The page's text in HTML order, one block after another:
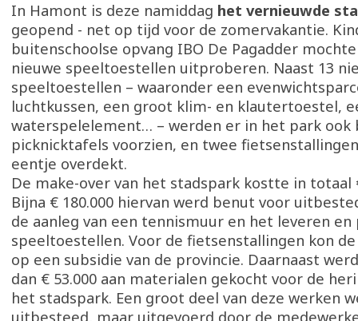
In Hamont is deze namiddag het vernieuwde
geopend - net op tijd voor de zomervakantie.
buitenschoolse opvang IBO De Pagadder
nieuwe speeltoestellen uitproberen. Naast 13
speeltoestellen – waaronder een
luchtkussen, een groot klim- en klautertoestel,
waterspelelement… – werden er in het park ook
picknicktafels voorzien, en twee
eentje overdekt.
De make-over van het stadspark kostte in totaal
Bijna € 180.000 hiervan werd benut voor
de aanleg van een tennismuur en het leveren en
speeltoestellen. Voor de fietsenstallingen kon
op een subsidie van de provincie. Daarnaast
dan € 53.000 aan materialen gekocht voor de
het stadspark. Een groot deel van deze werken
uitbesteed, maar uitgevoerd door de